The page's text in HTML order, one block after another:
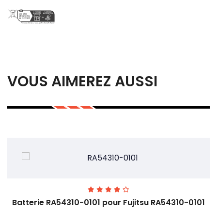
VOUS AIMEREZ AUSSI
Batterie RA54310-0101 pour Fujitsu RA54310-0101